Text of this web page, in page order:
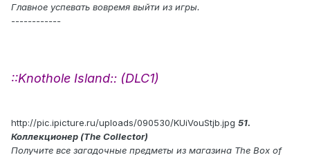
Главное успевать вовремя выйти из игры.
------------
::Knothole Island:: (DLC1)
http://pic.ipicture.ru/uploads/090530/KUiVouStjb.jpg 51.
Коллекционер (The Collector)
Получите все загадочные предметы из магазина The Box of